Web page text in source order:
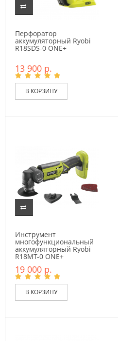
Перфоратор
аккумуляторный Ryobi
R18SDS-0 ONE+
13 900 р.
В КОРЗИНУ
Инструмент
многофункциональный
аккумуляторный Ryobi
R18MT-0 ONE+
19 000 р.
В КОРЗИНУ